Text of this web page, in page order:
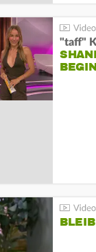
"taff"